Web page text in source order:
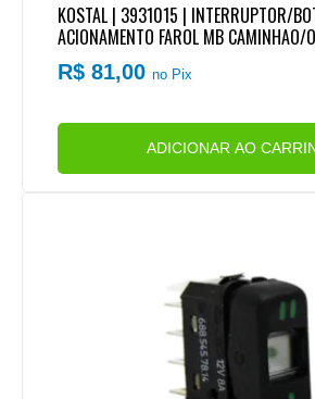
KOSTAL | 3931015 | INTERRUPTOR/
ACIONAMENTO FAROL MB CAMINHAO/
M)
R$ 81,00no Pix
ADICIONAR AO